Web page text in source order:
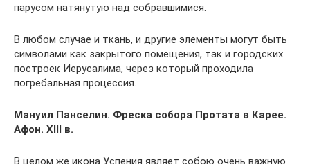
парусом натянутую над собравшимися.
В любом случае и ткань, и другие элементы могут быть
символами как закрытого помещения, так и городских
построек Иерусалима, через который проходила
погребальная процессия.
Мануил Панселин. Фреска собора Протата в Карее.
Афон. XIII в.
В целом же икона Успения являет собою очень важную